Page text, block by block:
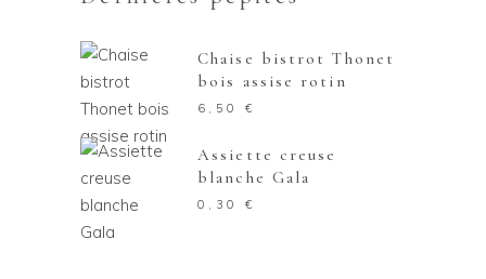
Chaise bistrot Thonet
bois assise rotin
6,50 €
Assiette creuse
blanche Gala
0,30 €